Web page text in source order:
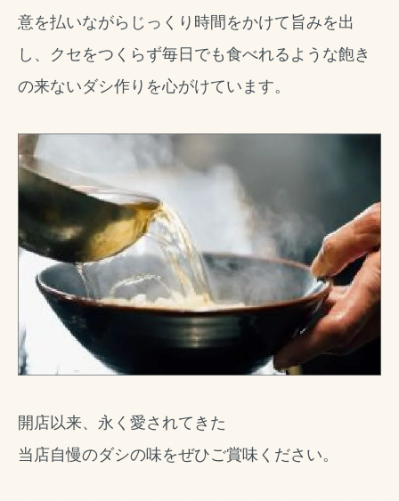
意を払いながらじっくり時間をかけて旨みを出
し、クセをつくらず毎日でも食べれるような飽き
の来ないダシ作りを心がけています。
開店以来、永く愛されてきた
当店自慢のダシの味をぜひご賞味ください。